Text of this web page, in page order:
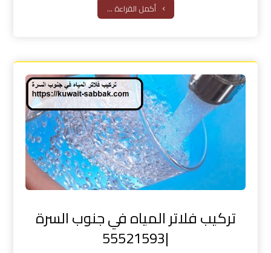
أكمل القراءة ...
تركيب فلاتر المياه في جنوب السرة
|55521593